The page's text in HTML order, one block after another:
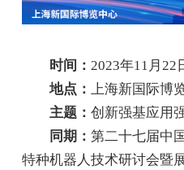
时间：2023年11月22
地点：上海新国际博
主题：创新强基应用
同期：第二十七届中
特种机器人技术研讨会暨